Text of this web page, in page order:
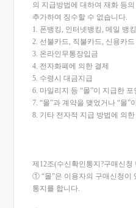
의 지급방법에 대하여 재화 등
추가하여 징수할 수 없습니다.
1. 폰뱅킹, 인터넷뱅킹, 메일 뱅
2. 선불카드, 직불카드, 신용카
3. 온라인무통장입금
4. 전자화폐에 의한 결제
5. 수령시 대금지급
6. 마일리지 등 “몰”이 지급한 포
7. “몰”과 계약을 맺었거나 “몰”
8. 기타 전자적 지급 방법에 의
제12조(수신확인통지?구매신청
① “몰”은 이용자의 구매신청이
통지를 합니다.